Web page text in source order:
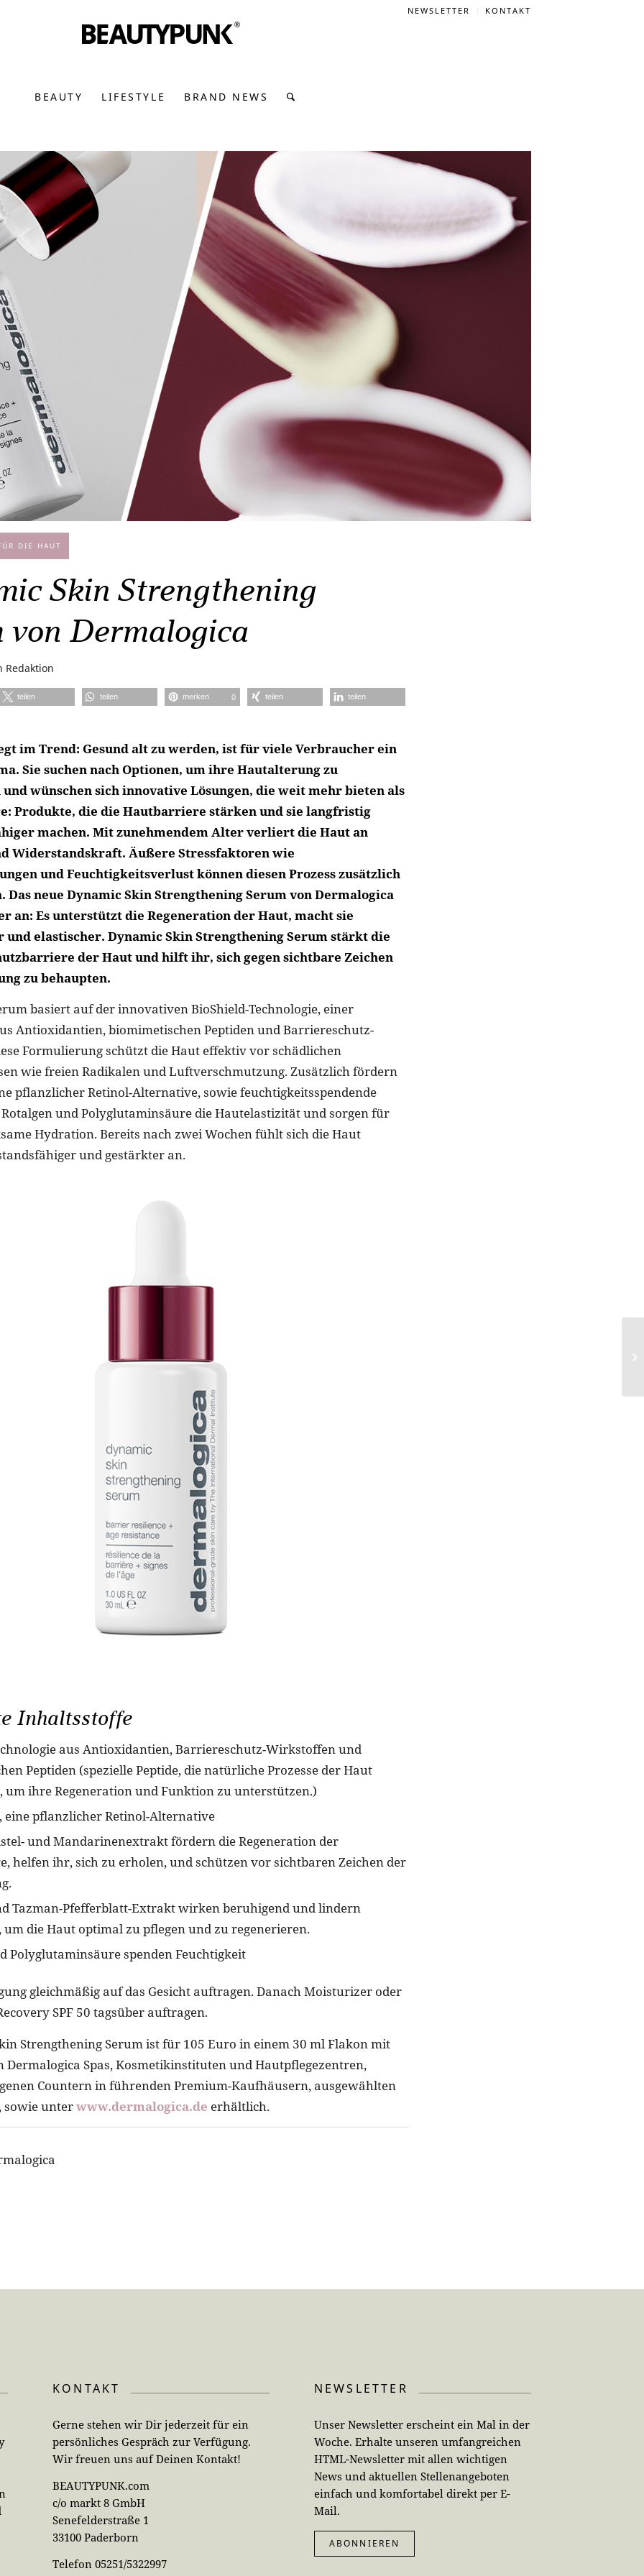
NEWSLETTER KONTAKT
BEAUTY LIFESTYLE BRAND NEWS
DIE HAUT
Skin Strengthening
von Dermalogica
Redaktion
teilen teilen merken 0 teilen teilen
im Trend: Gesund alt zu werden, ist für viele Verbraucher ein
Sie suchen nach Optionen, um ihre Hautalterung zu
wünschen sich innovative Lösungen, die weit mehr bieten als
Produkte, die die Hautbarriere stärken und sie langfristig
machen. Mit zunehmendem Alter verliert die Haut an
Widerstandskraft. Äußere Stressfaktoren wie
und Feuchtigkeitsverlust können diesen Prozess zusätzlich
Das neue Dynamic Skin Strengthening Serum von Dermalogica
an: Es unterstützt die Regeneration der Haut, macht sie
und elastischer. Dynamic Skin Strengthening Serum stärkt die
der Haut und hilft ihr, sich gegen sichtbare Zeichen
zu behaupten.
basiert auf der innovativen BioShield-Technologie, einer
Antioxidantien, biomimetischen Peptiden und Barriereschutz-
Formulierung schützt die Haut effektiv vor schädlichen
wie freien Radikalen und Luftverschmutzung. Zusätzlich fördern
pflanzlicher Retinol-Alternative, sowie feuchtigkeitsspendende
und Polyglutaminsäure die Hautelastizität und sorgen für
Hydration. Bereits nach zwei Wochen fühlt sich die Haut
und gestärkter an.
Inhaltsstoffe
aus Antioxidantien, Barriereschutz-Wirkstoffen und
Peptiden (spezielle Peptide, die natürliche Prozesse der Haut
um ihre Regeneration und Funktion zu unterstützen.)
pflanzlicher Retinol-Alternative
und Mandarinenextrakt fördern die Regeneration der
helfen ihr, sich zu erholen, und schützen vor sichtbaren Zeichen der
Tazman-Pfefferblatt-Extrakt wirken beruhigend und lindern
die Haut optimal zu pflegen und zu regenerieren.
Polyglutaminsäure spenden Feuchtigkeit
gleichmäßig auf das Gesicht auftragen. Danach Moisturizer oder
SPF 50 tagsüber auftragen.
Strengthening Serum ist für 105 Euro in einem 30 ml Flakon mit
Dermalogica Spas, Kosmetikinstituten und Hautpflegezentren,
Countern in führenden Premium-Kaufhäusern, ausgewählten
sowie unterwww.dermalogica.de erhältlich.
KONTAKT
Gerne stehen wir Dir jederzeit für ein
persönliches Gespräch zur Verfügung.
Wir freuen uns auf Deinen Kontakt!
BEAUTYPUNK.com
c/o markt 8 GmbH
Senefelderstraße 1
33100 Paderborn
Telefon 05251/5322997
NEWSLETTER
Unser Newsletter erscheint ein Mal in der
Woche. Erhalte unseren umfangreichen
HTML-Newsletter mit allen wichtigen
News und aktuellen Stellenangeboten
einfach und komfortabel direkt per E-
Mail.
ABONNIEREN